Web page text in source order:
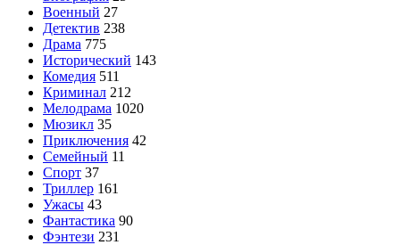
Военный 27
Детектив 238
Драма 775
Исторический 143
Комедия 511
Криминал 212
Мелодрама 1020
Мюзикл 35
Приключения 42
Семейный 11
Спорт 37
Триллер 161
Ужасы 43
Фантастика 90
Фэнтези 231